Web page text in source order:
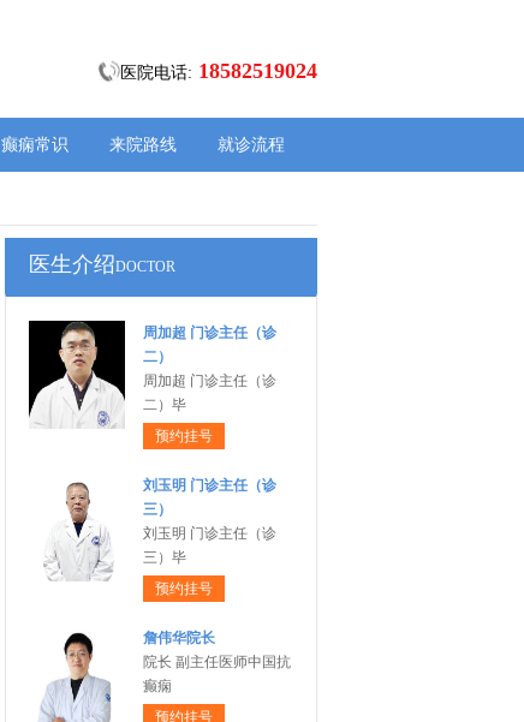
医院电话: 18582519024
癫痫常识 来院路线 就诊流程
医生介绍DOCTOR
周加超 门诊主任（诊
二）
周加超 门诊主任（诊
二）毕
预约挂号
刘玉明 门诊主任（诊
三）
刘玉明 门诊主任（诊
三）毕
预约挂号
詹伟华院长
院长 副主任医师中国抗
癫痫
预约挂号